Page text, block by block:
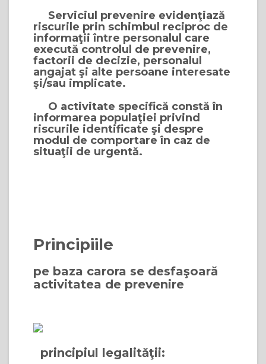
Serviciul prevenire evidenţiază
riscurile prin schimbul reciproc de
informaţii între personalul care
execută controlul de prevenire,
factorii de decizie, personalul
angajat şi alte persoane interesate
şi/sau implicate.
O activitate specifică constă în
informarea populaţiei privind
riscurile identificate şi despre
modul de comportare în caz de
situaţii de urgentă.
Principiile
pe baza carora se desfaşoară
activitatea de prevenire
principiul legalităţii: